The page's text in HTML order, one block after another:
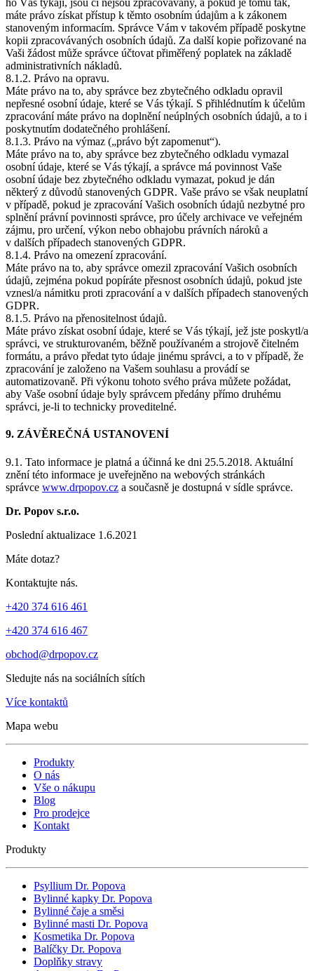
ho Vás týkají, jsou či nejsou zpracovávány, a pokud je tomu tak,
máte právo získat přístup k těmto osobním údajům a k zákonem
stanoveným informacím. Správce Vám v takovém případě poskytne
kopii zpracovávaných osobních údajů. Za další kopie pořizované na
Vaši žádost může správce účtovat přiměřený poplatek na základě
administrativních nákladů.
8.1.2. Právo na opravu.
Máte právo na to, aby správce bez zbytečného odkladu opravil
nepřesné osobní údaje, které se Vás týkají. S přihlédnutím k účelům
zpracování máte právo na doplnění neúplných osobních údajů, a to i
poskytnutím dodatečného prohlášení.
8.1.3. Právo na výmaz („právo být zapomenut“).
Máte právo na to, aby správce bez zbytečného odkladu vymazal
osobní údaje, které se Vás týkají, a správce má povinnost Vaše
osobní údaje bez zbytečného odkladu vymazat, pokud je dán
některý z důvodů stanovených GDPR. Vaše právo se však neuplatní
v případě, pokud je zpracování Vašich osobních údajů nezbytné pro
splnění právní povinnosti správce, pro účely archivace ve veřejném
zájmu, pro určení, výkon nebo obhajobu právních nároků a
v dalších případech stanovených GDPR.
8.1.4. Právo na omezení zpracování.
Máte právo na to, aby správce omezil zpracování Vašich osobních
údajů, zejména pokud popíráte přesnost osobních údajů, pokud jste
vznesl/a námitku proti zpracování a v dalších případech stanovených
GDPR.
8.1.5. Právo na přenositelnost údajů.
Máte právo získat osobní údaje, které se Vás týkají, jež jste poskytl/a
správci, ve strukturovaném, běžně používaném a strojově čitelném
formátu, a právo předat tyto údaje jinému správci, a to v případě, že
zpracování je založeno na Vašem souhlasu a provádí se
automatizovaně. Při výkonu tohoto svého práva můžete požádat,
aby Vaše osobní údaje byly správcem předány přímo druhému
správci, je-li to technicky proveditelné.
9. ZÁVĚREČNÁ USTANOVENÍ
9.1. Tato informace je platná a účinná ke dni 25.5.2018. Aktuální
znění této informace je uveřejněno na webových stránkách
správce www.drpopov.cz a současně je dostupná v sídle správce.
Dr. Popov s.r.o.
Poslední aktualizace 1.6.2021
Máte dotaz?
Kontaktujte nás.
+420 374 616 461
+420 374 616 467
obchod@drpopov.cz
Sledujte nás na sociálních sítích
Více kontaktů
Mapa webu
Produkty
O nás
Vše o nákupu
Blog
Pro prodejce
Kontakt
Produkty
Psyllium Dr. Popova
Bylinné kapky Dr. Popova
Bylinné čaje a směsi
Bylinné masti Dr. Popova
Kosmetika Dr. Popova
Balíčky Dr. Popova
Doplňky stravy